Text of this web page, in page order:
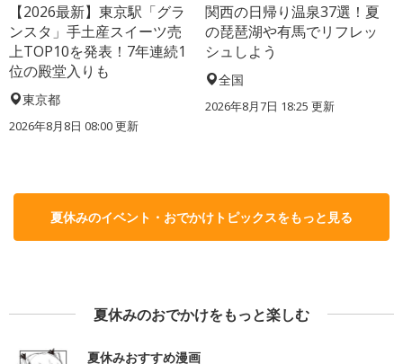
【2026最新】東京駅「グラ
ンスタ」手土産スイーツ売
上TOP10を発表！7年連続1
位の殿堂入りも
東京都
2026年8月8日 08:00更新
関西の日帰り温泉37選！夏
の琵琶湖や有馬でリフレッ
シュしよう
全国
2026年8月7日 18:25 更新
夏休みのイベント・おでかけトピックスをもっと見る
夏休みのおでかけをもっと楽しむ
夏休みおすすめ漫画